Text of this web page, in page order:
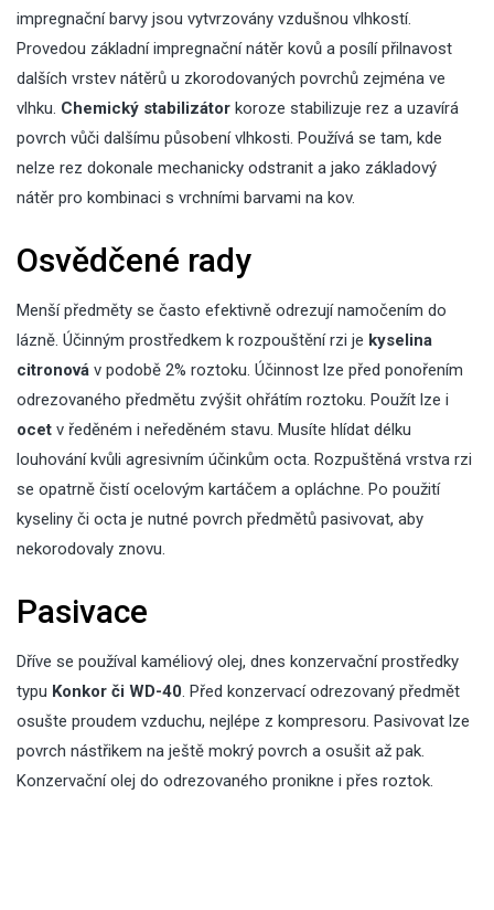
impregnační barvy jsou vytvrzovány vzdušnou vlhkostí.
Provedou základní impregnační nátěr kovů a posílí přilnavost
dalších vrstev nátěrů u zkorodovaných povrchů zejména ve
vlhku. Chemický stabilizátor koroze stabilizuje rez a uzavírá
povrch vůči dalšímu působení vlhkosti. Používá se tam, kde
nelze rez dokonale mechanicky odstranit a jako základový
nátěr pro kombinaci s vrchními barvami na kov.
Osvědčené rady
Menší předměty se často efektivně odrezují namočením do
lázně. Účinným prostředkem k rozpouštění rzi je kyselina
citronová v podobě 2% roztoku. Účinnost lze před ponořením
odrezovaného předmětu zvýšit ohřátím roztoku. Použít lze i
ocet v ředěném i neředěném stavu. Musíte hlídat délku
louhování kvůli agresivním účinkům octa. Rozpuštěná vrstva rzi
se opatrně čistí ocelovým kartáčem a opláchne. Po použití
kyseliny či octa je nutné povrch předmětů pasivovat, aby
nekorodovaly znovu.
Pasivace
Dříve se používal kaméliový olej, dnes konzervační prostředky
typu Konkor či WD-40. Před konzervací odrezovaný předmět
osušte proudem vzduchu, nejlépe z kompresoru. Pasivovat lze
povrch nástřikem na ještě mokrý povrch a osušit až pak.
Konzervační olej do odrezovaného pronikne i přes roztok.